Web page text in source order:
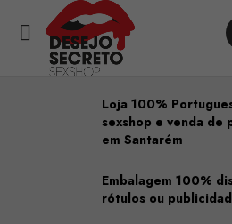

Loja 100%
sexshop e venda
em Santarém
Embalagem 100%
rótulos ou